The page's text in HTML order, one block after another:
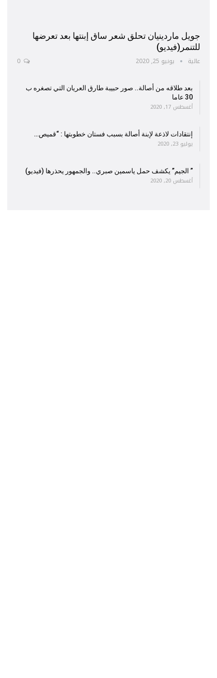
جويل ماردينيان تحلق شعر ساق إبنتها بعد تعرضها
للتنمر(فيديو)
عالية يونيو 25, 2020
بعد طلاقه من أصالة.. صور حبيبة طارق العريان التي تصغره ب
30 عاما
أغسطس 17, 2020
إنتقادات لاذعة لإبنة أصالة بسبب فستان خطوبتها : “قميص…
يوليو 23, 2020
” الجيم” يكشف حمل ياسمين صبري.. والجمهور يحذرها (فيديو)
أغسطس 20, 2020